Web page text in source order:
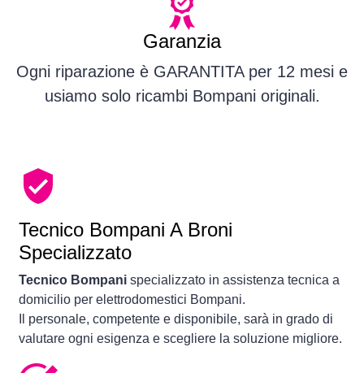
Garanzia
Ogni riparazione è GARANTITA per 12 mesi e
usiamo solo ricambi Bompani originali.
Tecnico Bompani A Broni
Specializzato
Tecnico Bompani specializzato in assistenza tecnica a
domicilio per elettrodomestici Bompani.
Il personale, competente e disponibile, sarà in grado di
valutare ogni esigenza e scegliere la soluzione migliore.